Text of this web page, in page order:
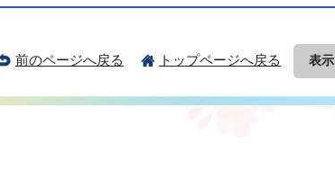
前のページへ戻る トップページへ戻る 表示